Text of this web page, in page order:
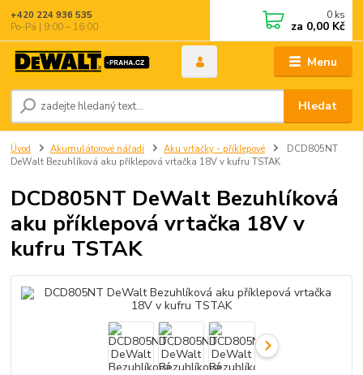
Menu
Hledat
+420 224 936 535
Po–Pá | 9:00 – 16:00
0 ks
za 0,00 Kč
Úvod Akumulátorové nářadí Aku vrtačky - příklepové
DCD805NT
DeWalt Bezuhlíková aku příklepová vrtačka 18V v kufru TSTAK
DCD805NT DeWalt Bezuhlíková
aku příklepová vrtačka 18V v
kufru TSTAK